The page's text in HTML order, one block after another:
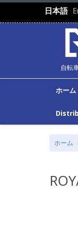
メインコンテンツに
日本語
自転
ホーム
ホーム